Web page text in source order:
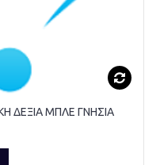
ΔΕΞΙΑ ΜΠΛΕ ΓΝΗΣΙΑ